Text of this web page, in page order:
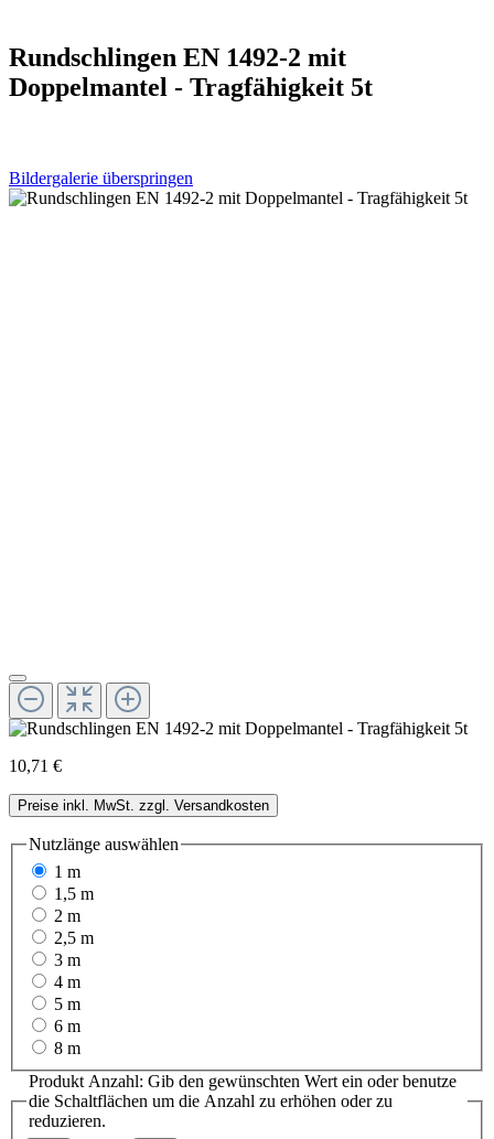
Rundschlingen EN 1492-2 mit
Doppelmantel - Tragfähigkeit 5t
Bildergalerie überspringen
10,71 €
Preise inkl. MwSt. zzgl. Versandkosten
Nutzlänge auswählen
1 m
1,5 m
2 m
2,5 m
3 m
4 m
5 m
6 m
8 m
Produkt Anzahl: Gib den gewünschten Wert ein oder benutze
die Schaltflächen um die Anzahl zu erhöhen oder zu
reduzieren.